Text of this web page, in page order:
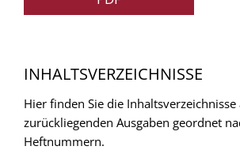
INHALTSVERZEICHNISSE
Hier finden Sie die Inhaltsverzeichnisse
zurückliegenden Ausgaben geordnet
Heftnummern.